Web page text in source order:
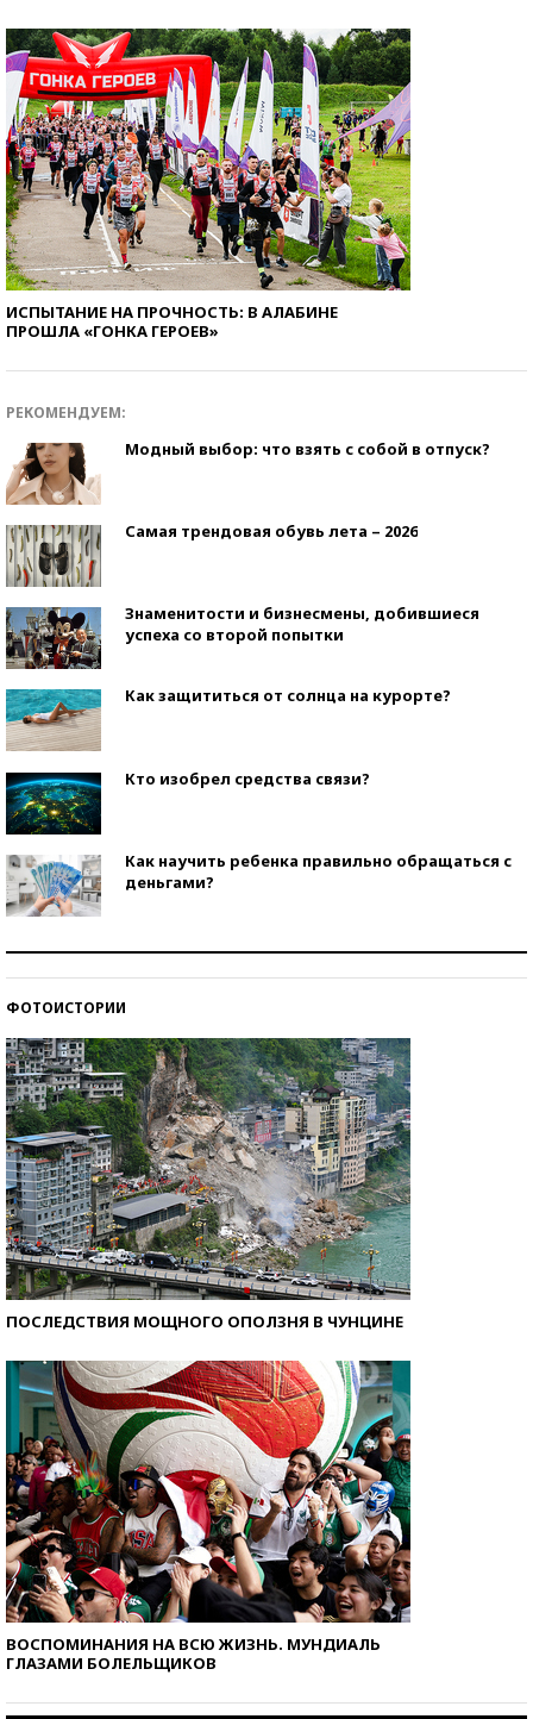
ИСПЫТАНИЕ НА ПРОЧНОСТЬ: В АЛАБИНЕ
ПРОШЛА «ГОНКА ГЕРОЕВ»
РЕКОМЕНДУЕМ:
Модный выбор: что взять с собой в отпуск?
Самая трендовая обувь лета – 2026
Знаменитости и бизнесмены, добившиеся
успеха со второй попытки
Как защититься от солнца на курорте?
Кто изобрел средства связи?
Как научить ребенка правильно обращаться с
деньгами?
ФОТОИСТОРИИ
ПОСЛЕДСТВИЯ МОЩНОГО ОПОЛЗНЯ В ЧУНЦИНЕ
ВОСПОМИНАНИЯ НА ВСЮ ЖИЗНЬ. МУНДИАЛЬ
ГЛАЗАМИ БОЛЕЛЬЩИКОВ